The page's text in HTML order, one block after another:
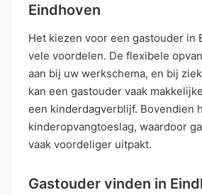
Eindhoven
Het kiezen voor een gastouder in
vele voordelen. De flexibele
aan bij uw werkschema, en bij
kan een gastouder vaak
een kinderdagverblijf. Bovendien
kinderopvangtoeslag, waardoor
vaak voordeliger uitpakt.
Gastouder vinden in